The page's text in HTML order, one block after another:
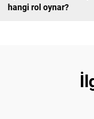
hangi rol oynar?